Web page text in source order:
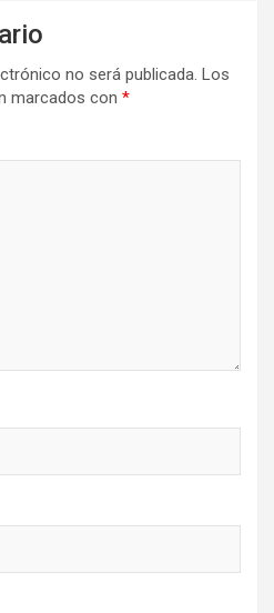
no será publicada. Los
marcados con *